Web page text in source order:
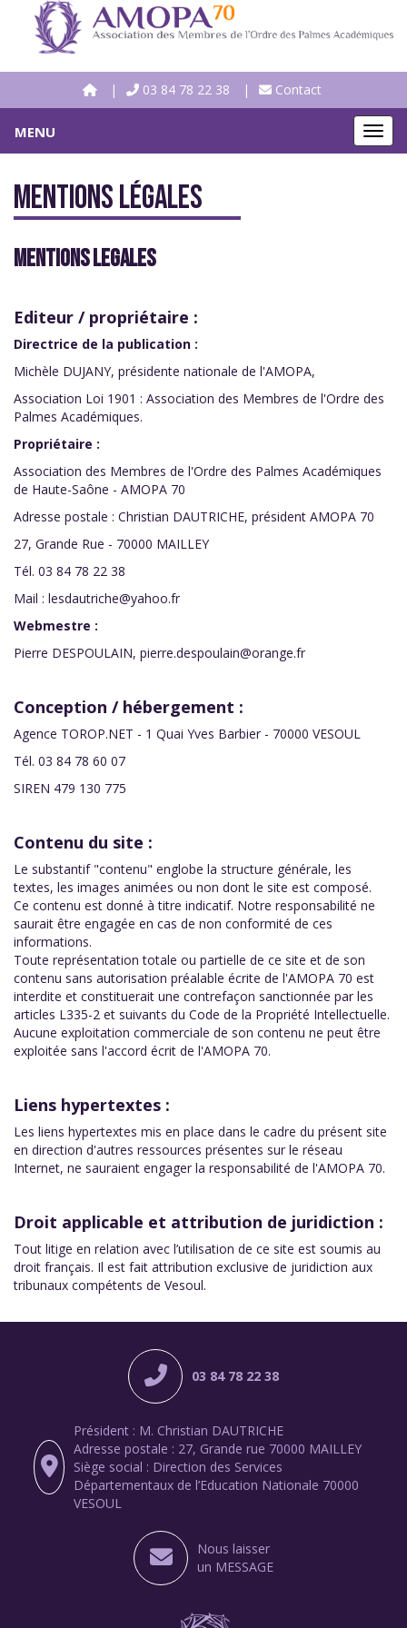
03 84 78 22 38 Contact
MENU
MENTIONS LÉGALES
MENTIONS LEGALES
Editeur / propriétaire :
Directrice de la publication :
Michèle DUJANY, présidente nationale de l'AMOPA,
Association Loi 1901 : Association des Membres de l'Ordre des
Palmes Académiques.
Propriétaire :
Association des Membres de l'Ordre des Palmes Académiques
de Haute-Saône - AMOPA 70
Adresse postale : Christian DAUTRICHE, président AMOPA 70
27, Grande Rue - 70000 MAILLEY
Tél. 03 84 78 22 38
Mail : lesdautriche@yahoo.fr
Webmestre :
Pierre DESPOULAIN, pierre.despoulain@orange.fr
Conception / hébergement :
Agence TOROP.NET - 1 Quai Yves Barbier - 70000 VESOUL
Tél. 03 84 78 60 07
SIREN 479 130 775
Contenu du site :
Le substantif "contenu" englobe la structure générale, les
textes, les images animées ou non dont le site est composé.
Ce contenu est donné à titre indicatif. Notre responsabilité ne
saurait être engagée en cas de non conformité de ces
informations.
Toute représentation totale ou partielle de ce site et de son
contenu sans autorisation préalable écrite de l'AMOPA 70 est
interdite et constituerait une contrefaçon sanctionnée par les
articles L335-2 et suivants du Code de la Propriété Intellectuelle.
Aucune exploitation commerciale de son contenu ne peut être
exploitée sans l'accord écrit de l'AMOPA 70.
Liens hypertextes :
Les liens hypertextes mis en place dans le cadre du présent site
en direction d'autres ressources présentes sur le réseau
Internet, ne sauraient engager la responsabilité de l'AMOPA 70.
Droit applicable et attribution de juridiction :
Tout litige en relation avec l’utilisation de ce site est soumis au
droit français. Il est fait attribution exclusive de juridiction aux
tribunaux compétents de Vesoul.
03 84 78 22 38
Président : M. Christian DAUTRICHE
Adresse postale : 27, Grande rue 70000 MAILLEY
Siège social : Direction des Services
Départementaux de l’Education Nationale 70000
VESOUL
Nous laisser
un MESSAGE